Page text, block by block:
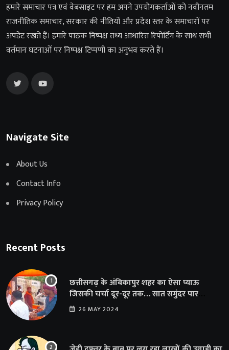
हमारे समाचार पत्र एवं वेबसाइट पर हम अपने उपयोगकर्ताओं को नवीनतम
राजनीतिक समाचार, सरकार की नीतियों और प्रदेश स्तर के समाचारों पर
अपडेट रखते हैं। हमारे पाठक निष्पक्ष तथ्य आधारित रिपोर्टिंग के साथ सभी
वर्तमान घटनाओं पर निष्पक्ष टिप्पणी का अनुभव करते हैं।
Navigate Site
About Us
Contact Info
Privacy Policy
Recent Posts
छत्तीसगढ़ के अंबिकापुर शहर का ऐसा प्याऊ
जिसकी चर्चा दूर-दूर तक… सात समुंदर पार
अमेरिका से भी पहुंचा सहयोग
26 MAY 2024